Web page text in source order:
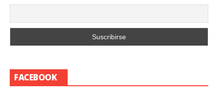
FACEBOOK